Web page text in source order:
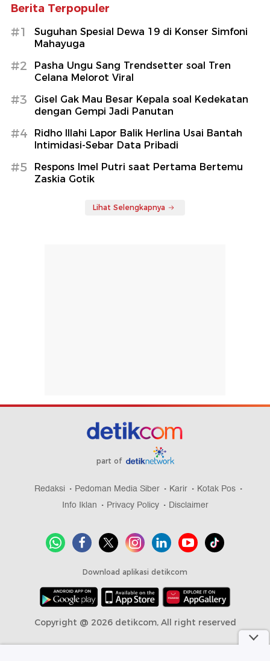
Berita Terpopuler
#1
Suguhan Spesial Dewa 19 di Konser Simfoni
Mahayuga
#2
Pasha Ungu Sang Trendsetter soal Tren
Celana Melorot Viral
#3
Gisel Gak Mau Besar Kepala soal Kedekatan
dengan Gempi Jadi Panutan
#4
Ridho Illahi Lapor Balik Herlina Usai Bantah
Intimidasi-Sebar Data Pribadi
#5
Respons Imel Putri saat Pertama Bertemu
Zaskia Gotik
Lihat Selengkapnya
part of
Redaksi Pedoman Media Siber Karir
Kotak Pos
Info Iklan
Privacy Policy Disclaimer
Download aplikasi detikcom
Copyright @ 2026 detikcom, All right reserved